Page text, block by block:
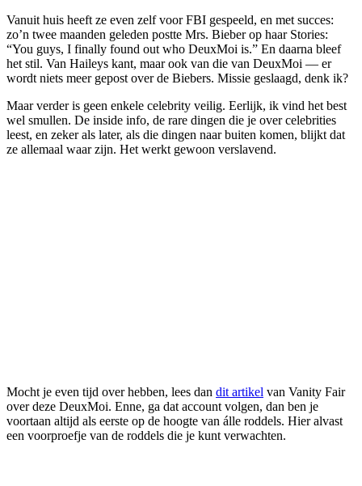
Vanuit huis heeft ze even zelf voor FBI gespeeld, en met succes:
zo’n twee maanden geleden postte Mrs. Bieber op haar Stories:
“You guys, I finally found out who DeuxMoi is.” En daarna bleef
het stil. Van Haileys kant, maar ook van die van DeuxMoi — er
wordt niets meer gepost over de Biebers. Missie geslaagd, denk ik?
Maar verder is geen enkele celebrity veilig. Eerlijk, ik vind het best
wel smullen. De inside info, de rare dingen die je over celebrities
leest, en zeker als later, als die dingen naar buiten komen, blijkt dat
ze allemaal waar zijn. Het werkt gewoon verslavend.
Mocht je even tijd over hebben, lees dan dit artikel van Vanity Fair
over deze DeuxMoi. Enne, ga dat account volgen, dan ben je
voortaan altijd als eerste op de hoogte van álle roddels. Hier alvast
een voorproefje van de roddels die je kunt verwachten.